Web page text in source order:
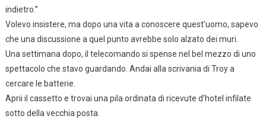
indietro.”
Volevo insistere, ma dopo una vita a conoscere quest’uomo, sapevo
che una discussione a quel punto avrebbe solo alzato dei muri.
Una settimana dopo, il telecomando si spense nel bel mezzo di uno
spettacolo che stavo guardando. Andai alla scrivania di Troy a
cercare le batterie.
Aprii il cassetto e trovai una pila ordinata di ricevute d’hotel infilate
sotto della vecchia posta.